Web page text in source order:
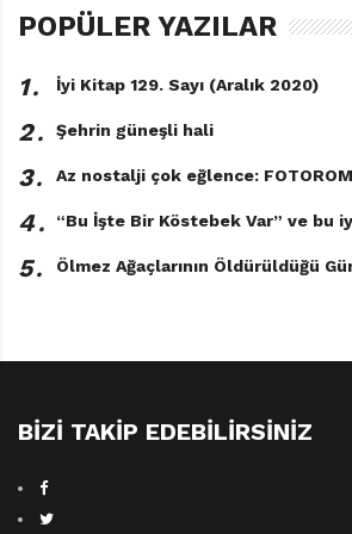
Sıfır Atık Görevleri
Gerçekleştirilmesi Gereken 32
Katrine Balzeau
POPÜLER YAZILAR
1․ İyi Kitap 129. Sayı (Aralık 2020)
2․ Şehrin güneşli hali
3․ Az nostalji çok eğlence:
4․ “Bu İşte Bir Köstebek Var” ve bu
5․ Ölmez Ağaçlarının Öldürüldüğü
BIZI TAKIP EDEBILIRSINIZ